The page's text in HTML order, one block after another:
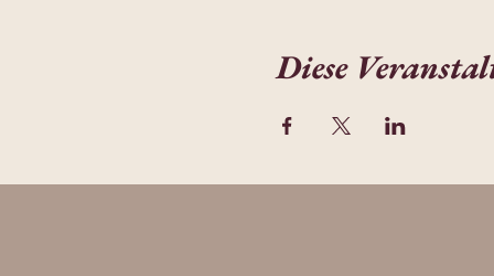
Diese